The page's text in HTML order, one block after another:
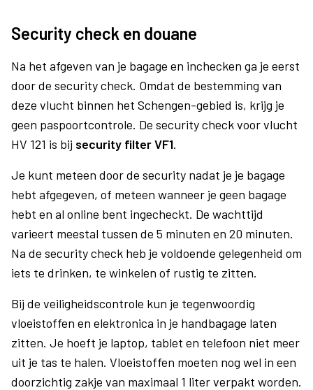
Security check en douane
Na het afgeven van je bagage en inchecken ga je eerst
door de security check. Omdat de bestemming van
deze vlucht binnen het Schengen-gebied is, krijg je
geen paspoortcontrole. De security check voor vlucht
HV 121 is bij security filter VF1.
Je kunt meteen door de security nadat je je bagage
hebt afgegeven, of meteen wanneer je geen bagage
hebt en al online bent ingecheckt. De wachttijd
varieert meestal tussen de 5 minuten en 20 minuten.
Na de security check heb je voldoende gelegenheid om
iets te drinken, te winkelen of rustig te zitten.
Bij de veiligheidscontrole kun je tegenwoordig
vloeistoffen en elektronica in je handbagage laten
zitten. Je hoeft je laptop, tablet en telefoon niet meer
uit je tas te halen. Vloeistoffen moeten nog wel in een
doorzichtig zakje van maximaal 1 liter verpakt worden.